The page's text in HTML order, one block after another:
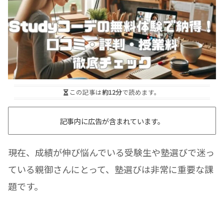
この記事は約12分で読めます。
記事内に広告が含まれています。
現在、成績が伸び悩んでいる受験生や塾選びで迷っ
ている親御さんにとって、塾選びは非常に重要な課
題です。